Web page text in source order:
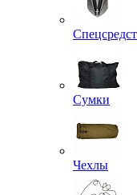
Сумки
Чехлы